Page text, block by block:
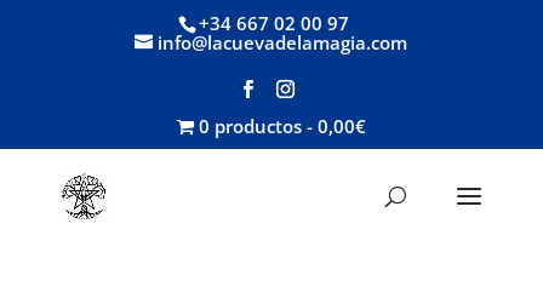
+34 667 02 00 97
info@lacuevadelamagia.com
0 productos 0,00€